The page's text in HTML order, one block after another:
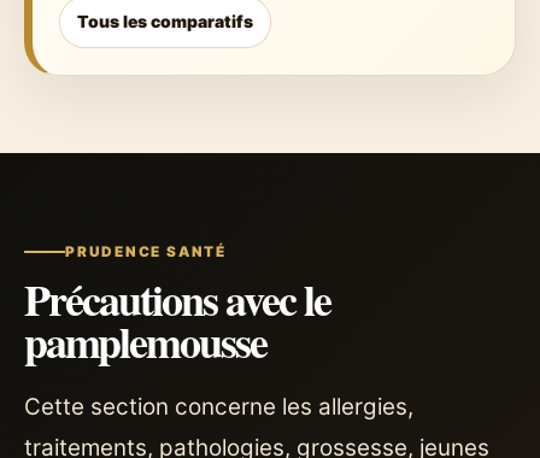
Tous les comparatifs
PRUDENCE SANTÉ
Précautions avec le
pamplemousse
Cette section concerne les allergies,
traitements, pathologies, grossesse, jeunes